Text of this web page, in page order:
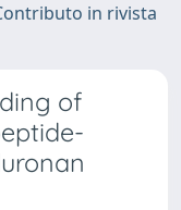
in rivista
of